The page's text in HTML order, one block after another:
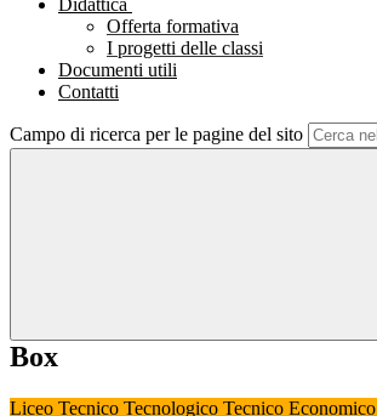
Didattica
Offerta formativa
I progetti delle classi
Documenti utili
Contatti
Campo di ricerca per le pagine del sito
Box
Liceo Tecnico Tecnologico Tecnico Economico